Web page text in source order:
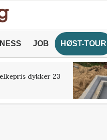
JOB HØST-TOUR
dykker 23